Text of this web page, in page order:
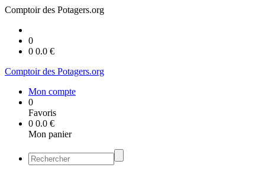
Comptoir des Potagers.org
0
0 0.0 €
Comptoir des Potagers.org
Mon compte
0
Favoris
0 0.0 €
Mon panier